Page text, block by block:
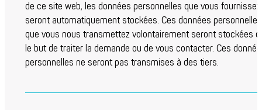
de ce site web, les données personnelles que vous fournissez
seront automatiquement stockées. Ces données personnelles
que vous nous transmettez volontairement seront stockées
le but de traiter la demande ou de vous contacter. Ces
personnelles ne seront pas transmises à des tiers.